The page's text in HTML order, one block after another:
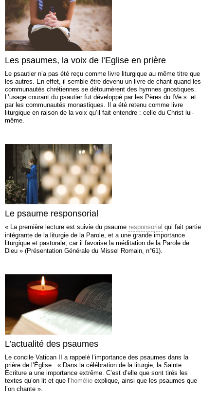
Les psaumes, la voix de l’Eglise en prière
Le psautier n’a pas été reçu comme livre liturgique au même titre que
les autres. En effet, il semble être devenu un livre de chant quand les
communautés chrétiennes se détournèrent des hymnes gnostiques.
L’usage courant du psautier fut développé par les Pères du IVe s. et
par les communautés monastiques. Il a été retenu comme livre
liturgique en raison de la voix qu’il fait entendre : celle du Christ lui-
même.
Le psaume responsorial
« La première lecture est suivie du psaume responsorial qui fait partie
intégrante de la liturgie de la Parole, et a une grande importance
liturgique et pastorale, car il favorise la méditation de la Parole de
Dieu » (Présentation Générale du Missel Romain, n°61).
L’actualité des psaumes
Le concile Vatican II a rappelé l’importance des psaumes dans la
prière de l’Église : « Dans la célébration de la liturgie, la Sainte
Écriture a une importance extrême. C’est d’elle que sont tirés les
textes qu’on lit et que l’homélie explique, ainsi que les psaumes que
l’on chante ».